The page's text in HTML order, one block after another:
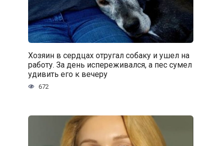
Хозяин в сердцах отругал собаку и ушел на
работу. За день испереживался, а пес сумел
удивить его к вечеру
672